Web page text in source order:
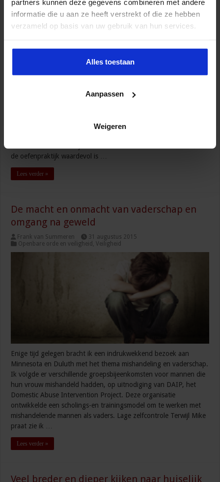
partners kunnen deze gegevens combineren met andere
informatie die u aan ze heeft verstrekt of die ze hebben
verzameld op basis van uw gebruik van hun services.
Alles toestaan
Aanpassen
Weigeren
Door Menno van Duin, lector Crisisbeheersing bij het Instituut
(heel) anders dan crisisplanning! Planvorming en oefenen voor
de oefenpraktijk waardevol is …
Lees verder »
De macht en onmacht van vaderschap en
omgang na geweld
Frank van Summeren
31 augustus 2015
Openbare orde en veiligheid ,Veiligheid
Enige tijd gelegen bracht ik een indrukwekkend bezoek aan
Minnesota en Duluth met het thema mishandeling en vaderschap.
Ik volgde er verschillende groepsbijeenkomsten voor mannen die
hun vrouw mishandeld hadden, op uitnodiging van DAIP, het
Domestic Abuse Intervention Project. Deze organisatie
ontwikkelde een scholings-en trainingsmodel om te werken met
mishandelende mannen als vaders. Lage zelfcontrole Terwijl Mike
praat zie ik …
Lees verder »
Veel breder en dieper kijken naar huiselijk